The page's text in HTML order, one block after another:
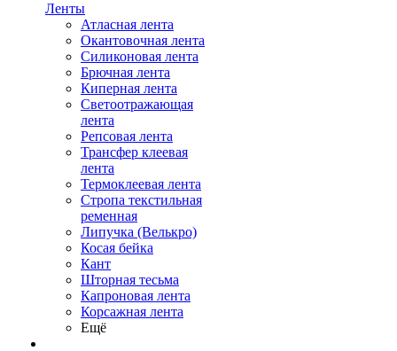
Ленты
Атласная лента
Окантовочная лента
Силиконовая лента
Брючная лента
Киперная лента
Светоотражающая
лента
Репсовая лента
Трансфер клеевая
лента
Термоклеевая лента
Стропа текстильная
ременная
Липучка (Велькро)
Косая бейка
Кант
Шторная тесьма
Капроновая лента
Корсажная лента
Ещё